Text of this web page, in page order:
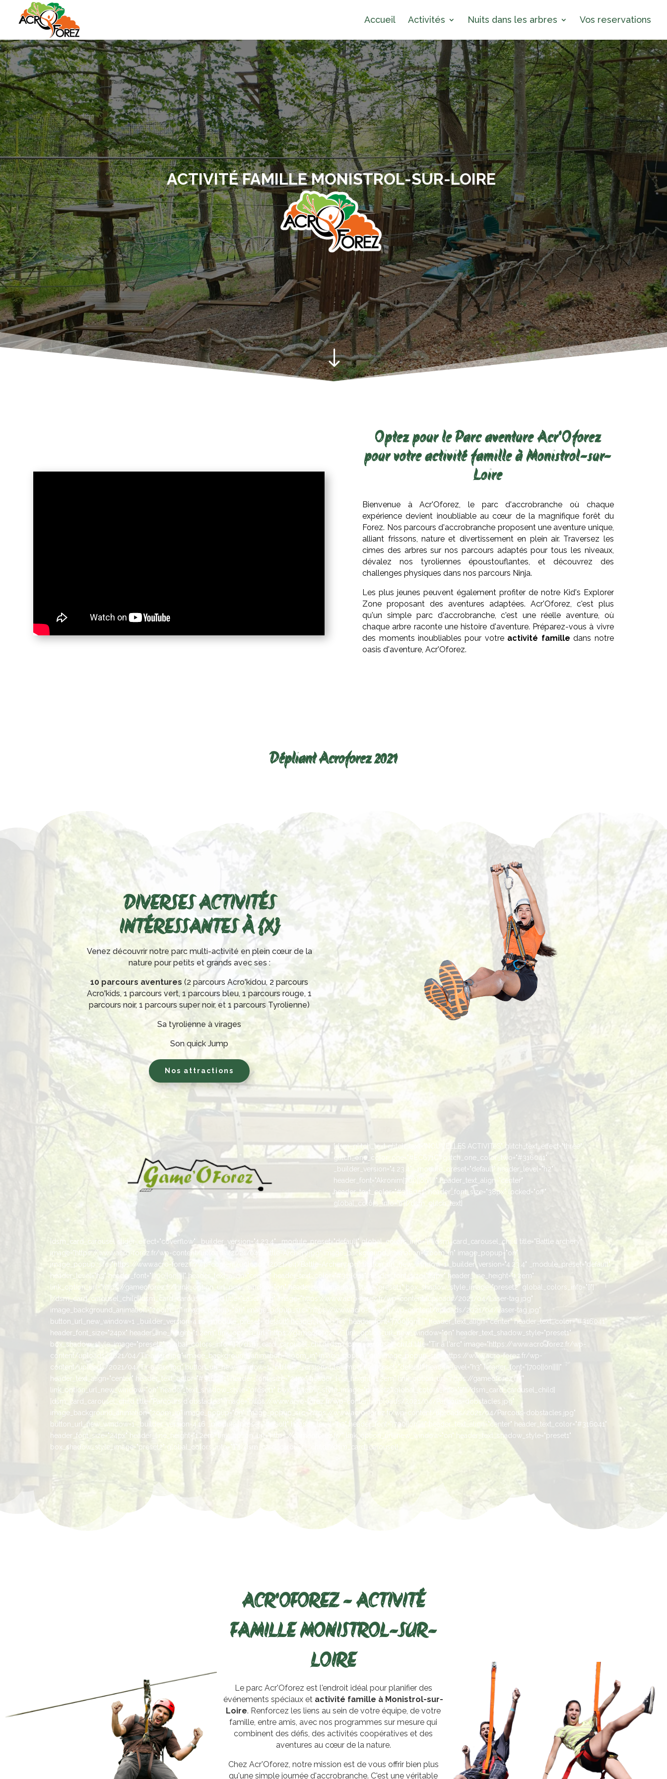
Accueil Activités Nuits dans les arbres Vos reservations
ACTIVITÉ FAMILLE MONISTROL-SUR-LOIRE
"
Optez pour le Parc aventure Acr'Oforez
pour votre activité famille à Monistrol-sur-
Loire
Bienvenue à Acr'Oforez, le parc d'accrobranche où chaque
expérience devient inoubliable au cœur de la magnifique forêt du
Forez. Nos parcours d'accrobranche proposent une aventure unique,
alliant frissons, nature et divertissement en plein air. Traversez les
cimes des arbres sur nos parcours adaptés pour tous les niveaux,
dévalez nos tyroliennes époustouflantes, et découvrez des
challenges physiques dans nos parcours Ninja.
Les plus jeunes peuvent également profiter de notre Kid's Explorer
Zone proposant des aventures adaptées. Acr'Oforez, c'est plus
qu'un simple parc d'accrobranche, c'est une réelle aventure, où
chaque arbre raconte une histoire d'aventure. Préparez-vous à vivre
des moments inoubliables pour votre activité famille dans notre
oasis d'aventure, Acr'Oforez.
Dépliant Acroforez 2021
DIVERSES ACTIVITÉS
INTÉRESSANTES À {X}
Venez découvrir notre parc multi-activité en plein cœur de la
nature pour petits et grands avec ses :
10 parcours aventures(2 parcours Acro'kidou, 2 parcours
Acro'kids, 1 parcours vert, 1 parcours bleu, 1 parcours rouge, 1
parcours noir, 1 parcours super noir, et 1 parcours Tyrolienne)
Sa tyrolienne à virages
Son quick Jump
Nos attractions
[dsm_glitch_text glitch_text="NOUVELLES ACTIVITéS" glitch_text_effect="three"
glitch_one_color_one="#EC671C" glitch_one_color_two="#316041"
_builder_version="4.23.4" _module_preset="default" header_level="h2"
header_font="Akronim|700||on|||||" header_text_align="center"
header_text_color="#316041" header_font_size="38px" locked="off"
global_colors_info="{}"][/dsm_glitch_text]
[dsm_card_carousel slider_effect="coverflow" _builder_version="4.23.4" _module_preset="default" global_colors_info="{}"][dsm_card_carousel_child title="Battle archery"
image="https://www.acro-forez.fr/wp-content/uploads/2021/04/Battle-Archery.jpg" image_background_animation="zoom_in" image_popup="on"
image_popup_src="https://www.acro-forez.fr/wp-content/uploads/2021/04/Battle-Archery.jpg" button_url_new_window=1 _builder_version="4.23.4" _module_preset="default"
header_level="h3" header_font="|700||on|||||" header_text_align="center" header_text_color="#316041" header_font_size="24px" header_line_height="1.2em"
link_option_url="https://gameoforez.fr/" link_option_url_new_window="on" header_text_shadow_style="preset1" box_shadow_style_image="preset2" global_colors_info="{}"]
[/dsm_card_carousel_child][dsm_card_carousel_child title="Laser Tag" image="https://www.acro-forez.fr/wp-content/uploads/2021/04/Laser-tag.jpg"
image_background_animation="zoom_in" image_popup="on" image_popup_src="https://www.acro-forez.fr/wp-content/uploads/2021/04/Laser-tag.jpg"
button_url_new_window=1 _builder_version=4.16 _module_preset="default" header_level="h3" header_font="|700||on|||||" header_text_align="center" header_text_color="#316041"
header_font_size="24px" header_line_height="1.2em" link_option_url="https://gameoforez.fr/" link_option_url_new_window="on" header_text_shadow_style="preset1"
box_shadow_style_image="preset2" global_colors_info="{}"][/dsm_card_carousel_child][dsm_card_carousel_child title="Tir à l'arc" image="https://www.acro-forez.fr/wp-
content/uploads/2021/04/Tir-a-larc.jpg" image_background_animation="zoom_in" image_popup="on" image_popup_src="https://www.acro-forez.fr/wp-
content/uploads/2021/04/Tir-a-larc.jpg" button_url_new_window=1 _builder_version=4.16 _module_preset="default" header_level="h3" header_font="|700||on|||||"
header_text_align="center" header_text_color="#316041" header_font_size="24px" header_line_height="1.2em" link_option_url="https://gameoforez.fr/"
link_option_url_new_window="on" header_text_shadow_style="preset1" box_shadow_style_image="preset2" global_colors_info="{}"][/dsm_card_carousel_child]
[dsm_card_carousel_child title="Parcours d'obstacles" image="https://www.acro-forez.fr/wp-content/uploads/2021/04/Parcous-dobstacles.jpg"
image_background_animation="zoom_in" image_popup="on" image_popup_src="https://www.acro-forez.fr/wp-content/uploads/2021/04/Parcous-dobstacles.jpg"
button_url_new_window=1 _builder_version=4.16 _module_preset="default" header_level="h3" header_font="|700||on|||||" header_text_align="center" header_text_color="#316041"
header_font_size="24px" header_line_height="1.2em" link_option_url="https://gameoforez.fr/" link_option_url_new_window="on" header_text_shadow_style="preset1"
box_shadow_style_image="preset2" global_colors_info="{}"][/dsm_card_carousel_child][/dsm_card_carousel]
ACR'OFOREZ - ACTIVITÉ
FAMILLE MONISTROL-SUR-
LOIRE
Le parc Acr'Oforez est l'endroit idéal pour planifier des
événements spéciaux et activité famille à Monistrol-sur-
Loire. Renforcez les liens au sein de votre équipe, de votre
famille, entre amis, avec nos programmes sur mesure qui
combinent des défis, des activités coopératives et des
aventures au cœur de la nature.
Chez Acr'Oforez, notre mission est de vous offrir bien plus
qu'une simple journée d'accrobranche. C'est une véritable